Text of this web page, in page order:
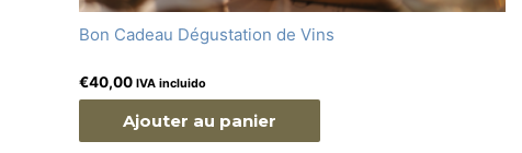
Bon Cadeau Dégustation de Vins
€40,00 IVA incluido
Ajouter au panier